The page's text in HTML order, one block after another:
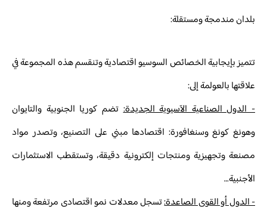
بلدان مندمجة ومستقلة:
تتميز بإيجابية الخصائص السوسيو اقتصادية وتنقسم هذه المجموعة في
علاقتها بالعولمة إلى:
- الدول الصناعية الآسيوية الجديدة:تضم كوريا الجنوبية والتايوان
وهونغ كونغ وسنغافورة: اقتصادها مبني على التصنيع، وتصدر مواد
مصنعة وتجهيزية ومنتجات إلكترونية دقيقة، وتستقطب الاستثمارات
الأجنبية…
- الدول أو القوى الصاعدة:تسجل معدلات نمو اقتصادي مرتفعة ومنها